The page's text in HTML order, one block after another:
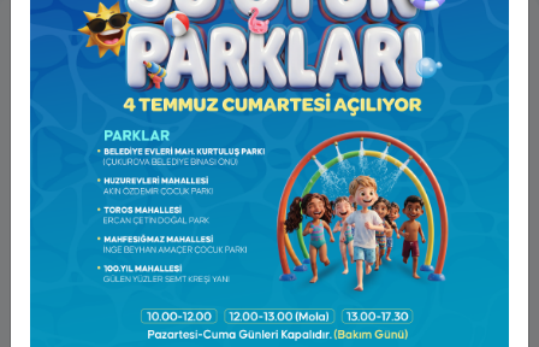
Dosya
2025 Faaliyet Raporu
2024 Faaliyet Raporu
2023 Faaliyet Raporu
2022 Faaliyet Raporu
2021 Faaliyet Raporu